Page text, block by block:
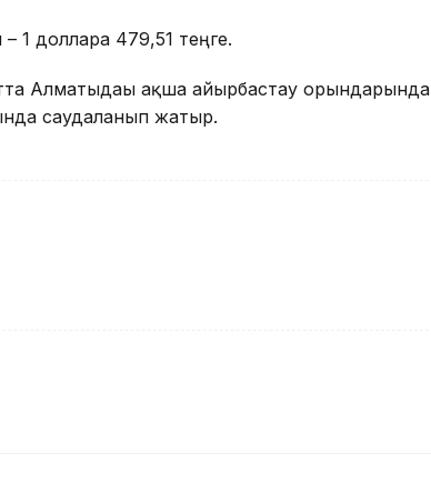
1 долларға 479,51 теңге.
Алматыдағы ақша айырбастау орындарында
саудаланып жатыр.